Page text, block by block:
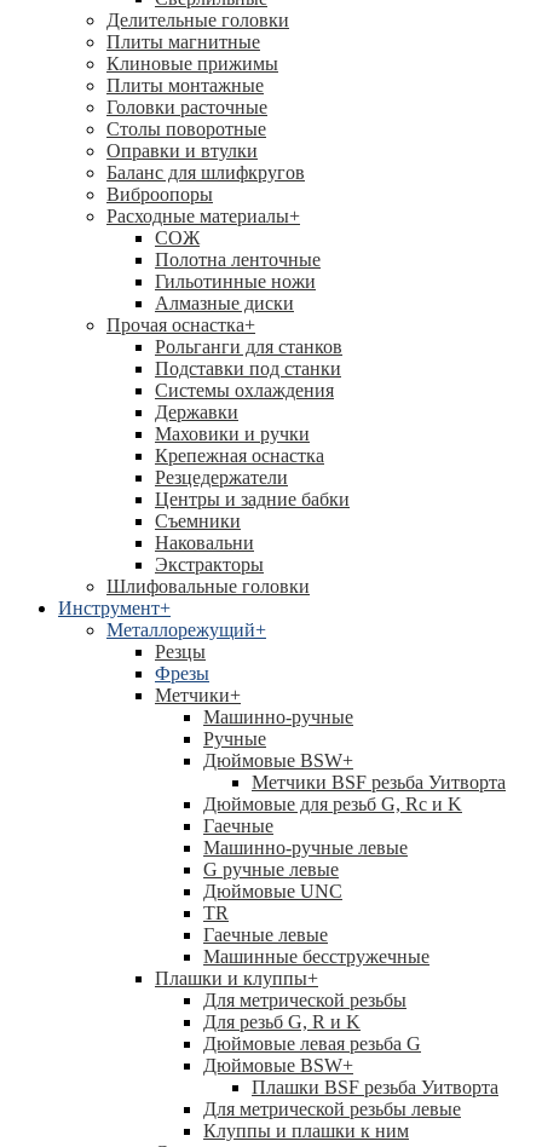
Делительные головки
Плиты магнитные
Клиновые прижимы
Плиты монтажные
Головки расточные
Столы поворотные
Оправки и втулки
Баланс для шлифкругов
Виброопоры
Расходные материалы+
СОЖ
Полотна ленточные
Гильотинные ножи
Алмазные диски
Прочая оснастка+
Рольганги для станков
Подставки под станки
Системы охлаждения
Державки
Маховики и ручки
Крепежная оснастка
Резцедержатели
Центры и задние бабки
Съемники
Наковальни
Экстракторы
Шлифовальные головки
Инструмент+
Металлорежущий+
Резцы
Фрезы
Метчики+
Машинно-ручные
Ручные
Дюймовые BSW+
Метчики BSF резьба Уитворта
Дюймовые для резьб G, Rc и K
Гаечные
Машинно-ручные левые
G ручные левые
Дюймовые UNC
TR
Гаечные левые
Машинные бесстружечные
Плашки и клуппы+
Для метрической резьбы
Для резьб G, R и K
Дюймовые левая резьба G
Дюймовые BSW+
Плашки BSF резьба Уитворта
Для метрической резьбы левые
Клуппы и плашки к ним